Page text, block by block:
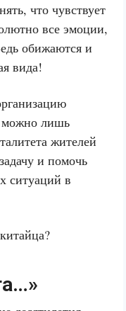
что чувствует
все эмоции,
обижаются и
вида!
можно лишь
жителей
и помочь
ситуаций в